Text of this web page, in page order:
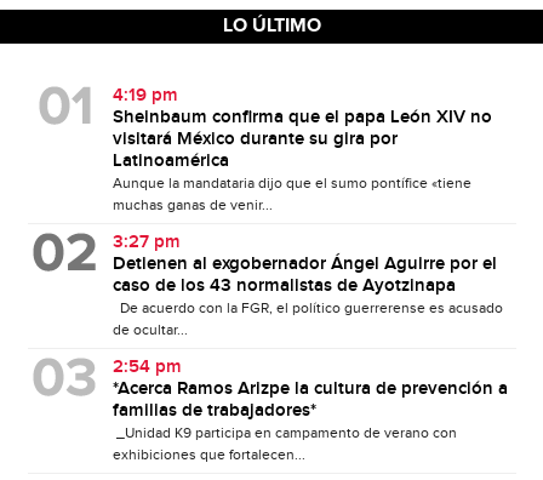
LO ÚLTIMO
4:19 pm
Sheinbaum confirma que el papa León XIV no
visitará México durante su gira por
Latinoamérica
Aunque la mandataria dijo que el sumo pontífice «tiene
muchas ganas de venir...
3:27 pm
Detienen al exgobernador Ángel Aguirre por el
caso de los 43 normalistas de Ayotzinapa
De acuerdo con la FGR, el político guerrerense es acusado
de ocultar...
2:54 pm
*Acerca Ramos Arizpe la cultura de prevención a
familias de trabajadores*
_Unidad K9 participa en campamento de verano con
exhibiciones que fortalecen...